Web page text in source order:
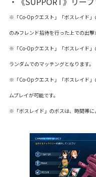
※「Co-Opクエスト」「ボスレイド」
のみフレンド招待を行った上での出撃
※「Co-Opクエスト」「ボスレイド
ランダムでのマッチングとなります。
※「Co-Opクエスト」「ボスレイド
ムプレイが可能です。
※「ボスレイド」のボスは、時間帯に